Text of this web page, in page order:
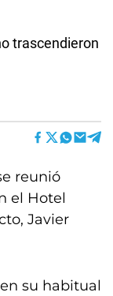
trascendieron
reunió
el Hotel
Javier
su habitual